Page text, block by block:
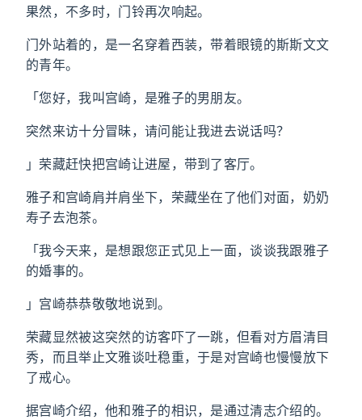
果然，不多时，门铃再次响起。
门外站着的，是一名穿着西装，带着眼镜的斯斯文文
的青年。
「您好，我叫宫崎，是雅子的男朋友。
突然来访十分冒昧，请问能让我进去说话吗？
」荣藏赶快把宫崎让进屋，带到了客厅。
雅子和宫崎肩并肩坐下，荣藏坐在了他们对面，奶奶
寿子去泡茶。
「我今天来，是想跟您正式见上一面，谈谈我跟雅子
的婚事的。
」宫崎恭恭敬敬地说到。
荣藏显然被这突然的访客吓了一跳，但看对方眉清目
秀，而且举止文雅谈吐稳重，于是对宫崎也慢慢放下
了戒心。
据宫崎介绍，他和雅子的相识，是通过清志介绍的。